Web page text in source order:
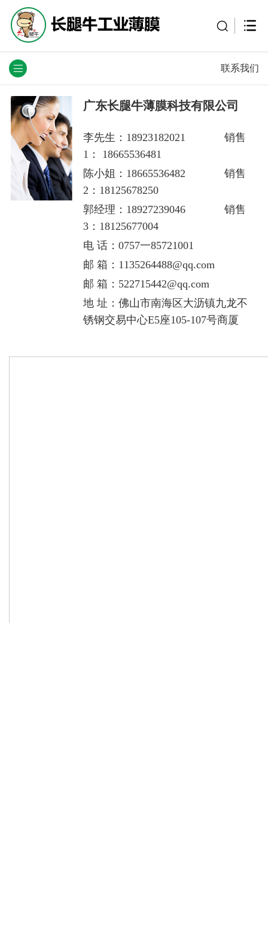
联系我们
广东长腿牛薄膜科技有限公司
李先生：18923182021 销售
1： 18665536481
陈小姐：18665536482 销售
2：18125678250
郭经理：18927239046 销售
3：18125677004
电 话：0757一85721001
邮 箱：1135264488@qq.com
邮 箱： 522715442@qq.com
地 址：佛山市南海区大沥镇九龙不
锈钢交易中心E5座105-107号商厦